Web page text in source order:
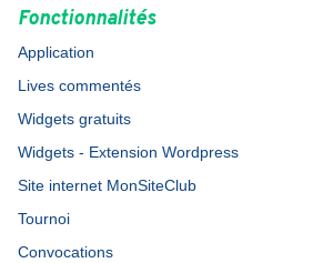
Fonctionnalités
Application
Lives commentés
Widgets gratuits
Widgets - Extension Wordpress
Site internet MonSiteClub
Tournoi
Convocations